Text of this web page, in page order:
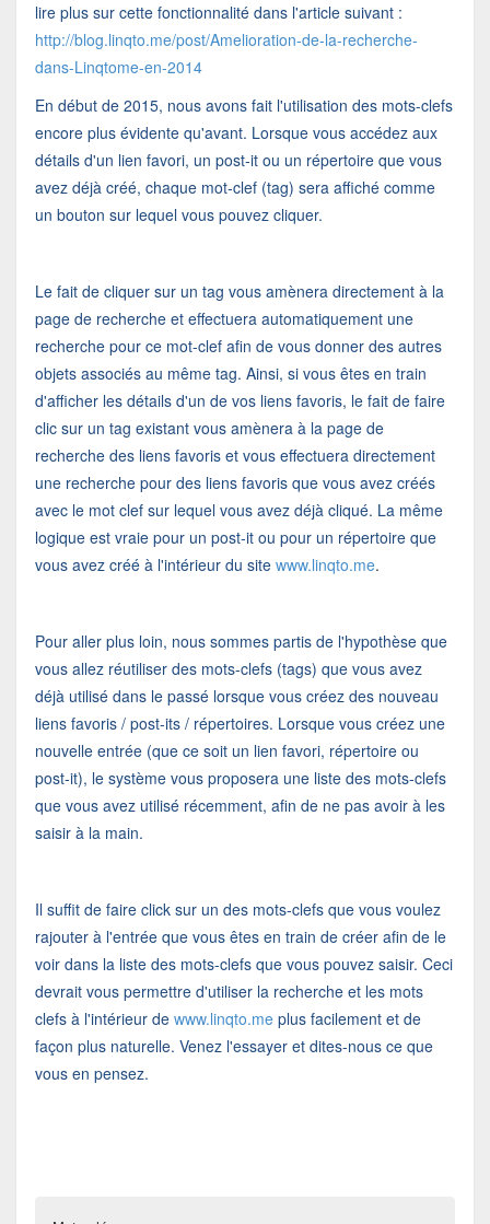
lire plus sur cette fonctionnalité dans l'article suivant :
http://blog.linqto.me/post/Amelioration-de-la-recherche-
dans-Linqtome-en-2014
En début de 2015, nous avons fait l'utilisation des mots-clefs
encore plus évidente qu'avant. Lorsque vous accédez aux
détails d'un lien favori, un post-it ou un répertoire que vous
avez déjà créé, chaque mot-clef (tag) sera affiché comme
un bouton sur lequel vous pouvez cliquer.
Le fait de cliquer sur un tag vous amènera directement à la
page de recherche et effectuera automatiquement une
recherche pour ce mot-clef afin de vous donner des autres
objets associés au même tag. Ainsi, si vous êtes en train
d'afficher les détails d'un de vos liens favoris, le fait de faire
clic sur un tag existant vous amènera à la page de
recherche des liens favoris et vous effectuera directement
une recherche pour des liens favoris que vous avez créés
avec le mot clef sur lequel vous avez déjà cliqué. La même
logique est vraie pour un post-it ou pour un répertoire que
vous avez créé à l'intérieur du site www.linqto.me.
Pour aller plus loin, nous sommes partis de l'hypothèse que
vous allez réutiliser des mots-clefs (tags) que vous avez
déjà utilisé dans le passé lorsque vous créez des nouveau
liens favoris / post-its / répertoires. Lorsque vous créez une
nouvelle entrée (que ce soit un lien favori, répertoire ou
post-it), le système vous proposera une liste des mots-clefs
que vous avez utilisé récemment, afin de ne pas avoir à les
saisir à la main.
Il suffit de faire click sur un des mots-clefs que vous voulez
rajouter à l'entrée que vous êtes en train de créer afin de le
voir dans la liste des mots-clefs que vous pouvez saisir. Ceci
devrait vous permettre d'utiliser la recherche et les mots
clefs à l'intérieur de www.linqto.me plus facilement et de
façon plus naturelle. Venez l'essayer et dites-nous ce que
vous en pensez.